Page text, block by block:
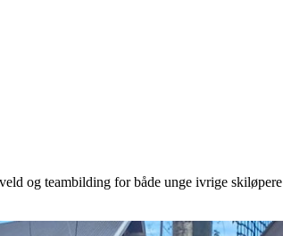
og teambilding for både unge ivrige skiløpere